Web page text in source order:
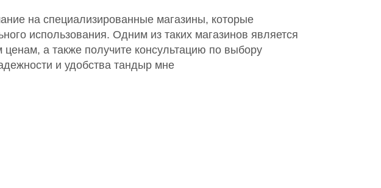
на специализированные магазины, которые
использования. Одним из таких магазинов является
а также получите консультацию по выбору
и удобства тандыр мне